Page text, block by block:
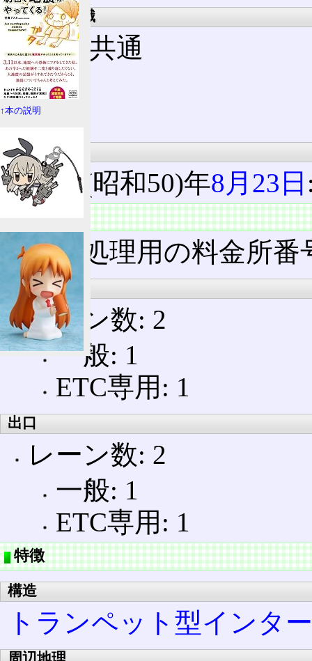
出口案内標識
上下線共通
R153
松川
沿革
1975(昭和50)年8月23日
電算処理用の料金所番
入口
レーン数: 2
一般: 1
ETC専用: 1
出口
レーン数: 2
一般: 1
ETC専用: 1
特徴
構造
トランペット型インタ
↑本の説明